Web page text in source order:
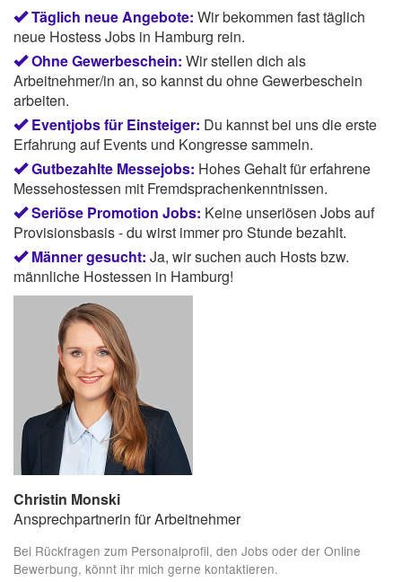
Täglich neue Angebote: Wir bekommen fast täglich
neue Hostess Jobs in Hamburg rein.
Ohne Gewerbeschein: Wir stellen dich als
Arbeitnehmer/in an, so kannst du ohne Gewerbeschein
arbeiten.
Eventjobs für Einsteiger: Du kannst bei uns die erste
Erfahrung auf Events und Kongresse sammeln.
Gutbezahlte Messejobs: Hohes Gehalt für erfahrene
Messehostessen mit Fremdsprachenkenntnissen.
Seriöse Promotion Jobs: Keine unseriösen Jobs auf
Provisionsbasis - du wirst immer pro Stunde bezahlt.
Männer gesucht: Ja, wir suchen auch Hosts bzw.
männliche Hostessen in Hamburg!
Christin Monski
Ansprechpartnerin für Arbeitnehmer
Bei Rückfragen zum Personalprofil, den Jobs oder der Online
Bewerbung, könnt ihr mich gerne kontaktieren.